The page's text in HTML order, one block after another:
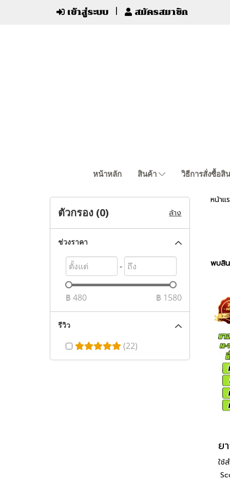
เข้าสู่ระบบ สมัครสมาชิก
หน้าหลัก สินค้า วิธีการสั่งซื้อสิ
หน้าแ
พบสิ
ใช้
ตัวกรอง (0) ล้าง
ช่วงราคา
-
฿ 480 ฿ 1580
รีวิว
(22)